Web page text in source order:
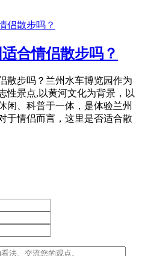
合情侣散步吗？
散步吗？兰州水车博览园作为
性景点,以黄河文化为背景，以
闲、科普于一体，是体验兰州
于情侣而言，这里是否适合散